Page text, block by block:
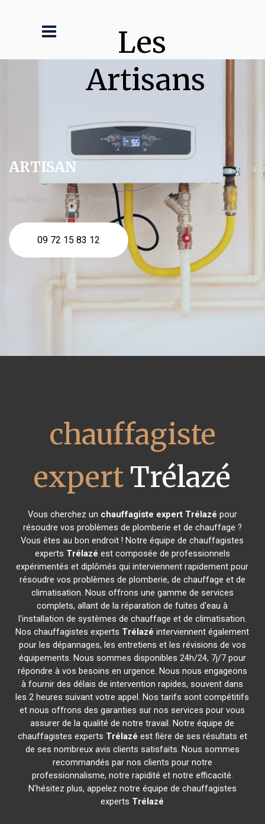
Les
Artisans
ARTISAN
chauffagiste expert Trélazé
09 72 15 83 12
chauffagiste
expert Trélazé
Vous cherchez un chauffagiste expert Trélazé pour
résoudre vos problèmes de plomberie et de chauffage ?
Vous êtes au bon endroit ! Notre équipe de chauffagistes
experts Trélazé est composée de professionnels
expérimentés et diplômés qui interviennent rapidement pour
résoudre vos problèmes de plomberie, de chauffage et de
climatisation. Nous offrons une gamme de services
complets, allant de la réparation de fuites d'eau à
l'installation de systèmes de chauffage et de climatisation.
Nos chauffagistes experts Trélazé interviennent également
pour les dépannages, les entretiens et les révisions de vos
équipements. Nous sommes disponibles 24h/24, 7j/7 pour
répondre à vos besoins en urgence. Nous nous engageons
à fournir des délais de intervention rapides, souvent dans
les 2 heures suivant votre appel. Nos tarifs sont compétitifs
et nous offrons des garanties sur nos services pour vous
assurer de la qualité de notre travail. Notre équipe de
chauffagistes experts Trélazé est fière de ses résultats et
de ses nombreux avis clients satisfaits. Nous sommes
recommandés par nos clients pour notre
professionnalisme, notre rapidité et notre efficacité.
N'hésitez plus, appelez notre équipe de chauffagistes
experts Trélazé